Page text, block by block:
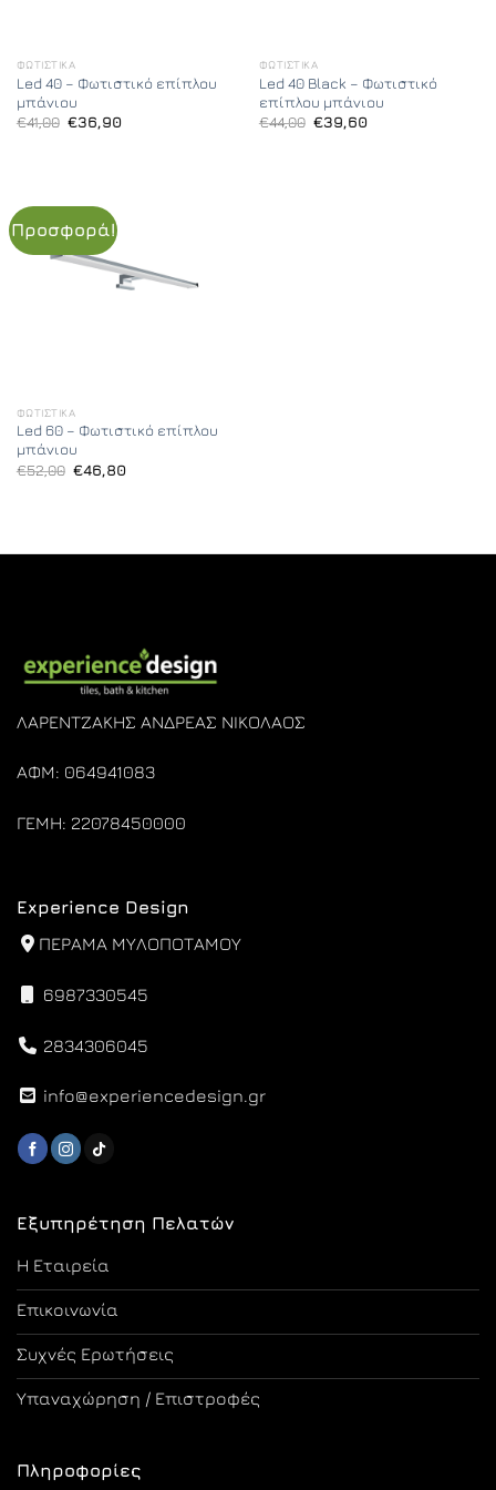
ΦΩΤΙΣΤΙΚΆ
Led 40 – Φωτιστικό επίπλου
μπάνιου
€41,00 Original
price
€36,90Η
ΦΩΤΙΣΤΙΚΆ
Led 40 Black – Φωτιστικό
επίπλου μπάνιου
€44,00 Original
price
€39,60Η
Προσφορά!
ΦΩΤΙΣΤΙΚΆ
Led 60 – Φωτιστικό επίπλου
μπάνιου
€52,00 Original
price
€46,80Η
ΛΑΡΕΝΤΖΑΚΗΣ ΑΝΔΡΕΑΣ ΝΙΚΟΛΑΟΣ
ΑΦΜ: 064941083
ΓΕΜΗ: 22078450000
Εξυπηρέτηση Πελατών
Η Εταιρεία
Επικοινωνία
Συχνές Ερωτήσεις
Υπαναχώρηση / Επιστροφές
Πληροφορίες
Experience Design
ΠΕΡΑΜΑ ΜΥΛΟΠΟΤΑΜΟΥ
6987330545
2834306045
info@experiencedesign.gr